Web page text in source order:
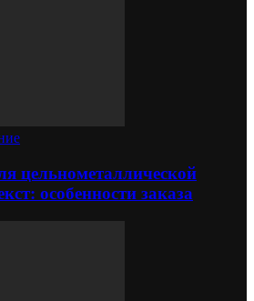
цельнометаллической
особенности заказа